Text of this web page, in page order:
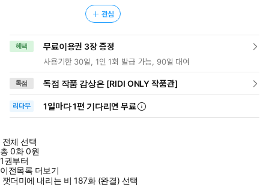
관심
혜택 무료이용권 3장 증정
사용기한 30일, 1인 1회 발급 가능, 90일 대여
독점 독점 작품 감상은 [RIDI ONLY 작품관]
리다무 1일마다1편 기다리면 무료
전체 선택
총0화0원
1권부터
이전목록 더보기
잿더미에 내리는 비 187화 (완결) 선택